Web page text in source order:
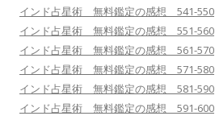
インド占星術 無料鑑定の感想 541-550
インド占星術 無料鑑定の感想 551-560
インド占星術 無料鑑定の感想 561-570
インド占星術 無料鑑定の感想 571-580
インド占星術 無料鑑定の感想 581-590
インド占星術 無料鑑定の感想 591-600